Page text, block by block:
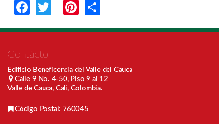
Facebook
TwitterPinterest
Contácto
Edificio Beneficencia del Valle del Cauca
Calle 9 No. 4-50, Piso 9 al 12
Valle de Cauca, Cali, Colombia.
Código Postal: 760045